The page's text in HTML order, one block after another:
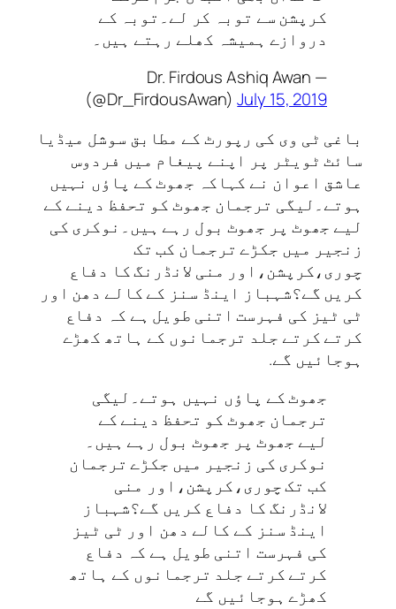
کرپشن سے توبہ کر لے۔توبہ کے
دروازے ہمیشہ کھلے رہتے ہیں۔
— Dr. Firdous Ashiq Awan
(@Dr_FirdousAwan)July 15, 2019
باغی ٹی وی کی رپورٹ کے مطابق سوشل میڈیا
سائٹ ٹویٹر پر اپنے پیغام میں فردوس
عاشق اعوان نے کہاکہ جھوٹ کے پاؤں نہیں
ہوتے۔لیگی ترجمان جھوٹ کو تحفظ دینے کے
لیے جھوٹ پر جھوٹ بول رہے ہیں۔نوکری کی
زنجیر میں جکڑے ترجمان کب تک
چوری،کرپشن،اور منی لانڈرنگ کا دفاع
کریں گے؟شہباز اینڈ سنز کے کالے دھن اور
ٹی ٹیز کی فہرست اتنی طویل ہے کہ دفاع
کرتے کرتے جلد ترجمانوں کے ہاتھ کھڑے
ہوجائیں گے.
جھوٹ کے پاؤں نہیں ہوتے۔لیگی
ترجمان جھوٹ کو تحفظ دینے کے
لیے جھوٹ پر جھوٹ بول رہے ہیں۔
نوکری کی زنجیر میں جکڑے ترجمان
کب تک چوری،کرپشن،اور منی
لانڈرنگ کا دفاع کریں گے؟شہباز
اینڈ سنز کے کالے دھن اور ٹی ٹیز
کی فہرست اتنی طویل ہے کہ دفاع
کرتے کرتے جلد ترجمانوں کے ہاتھ
کھڑے ہوجائیں گے